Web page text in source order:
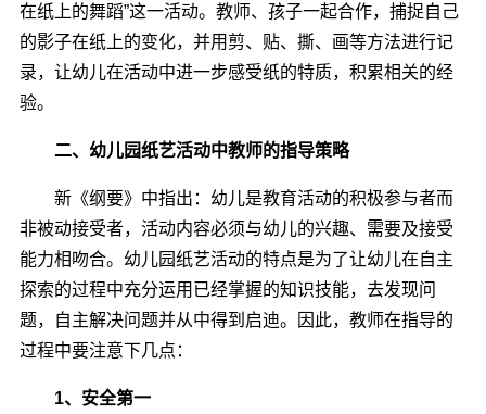
在纸上的舞蹈”这一活动。教师、孩子一起合作，捕捉自己
的影子在纸上的变化，并用剪、贴、撕、画等方法进行记
录，让幼儿在活动中进一步感受纸的特质，积累相关的经
验。
二、幼儿园纸艺活动中教师的指导策略
新《纲要》中指出：幼儿是教育活动的积极参与者而
非被动接受者，活动内容必须与幼儿的兴趣、需要及接受
能力相吻合。幼儿园纸艺活动的特点是为了让幼儿在自主
探索的过程中充分运用已经掌握的知识技能，去发现问
题，自主解决问题并从中得到启迪。因此，教师在指导的
过程中要注意下几点：
1、安全第一